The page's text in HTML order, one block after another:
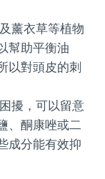
薰衣草等植物
幫助平衡油
以對頭皮的刺
擾，可以留意
、酮康唑或二
成分能有效抑